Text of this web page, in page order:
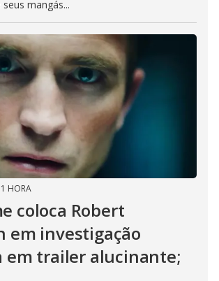
mangás...
HORA
coloca Robert
em investigação
em trailer alucinante;